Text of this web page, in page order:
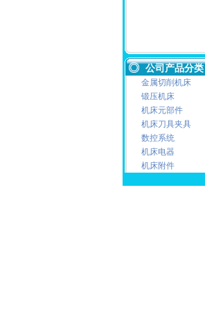
公司产品分类
金属切削机床
锻压机床
机床元部件
机床刀具夹具
数控系统
机床电器
机床附件